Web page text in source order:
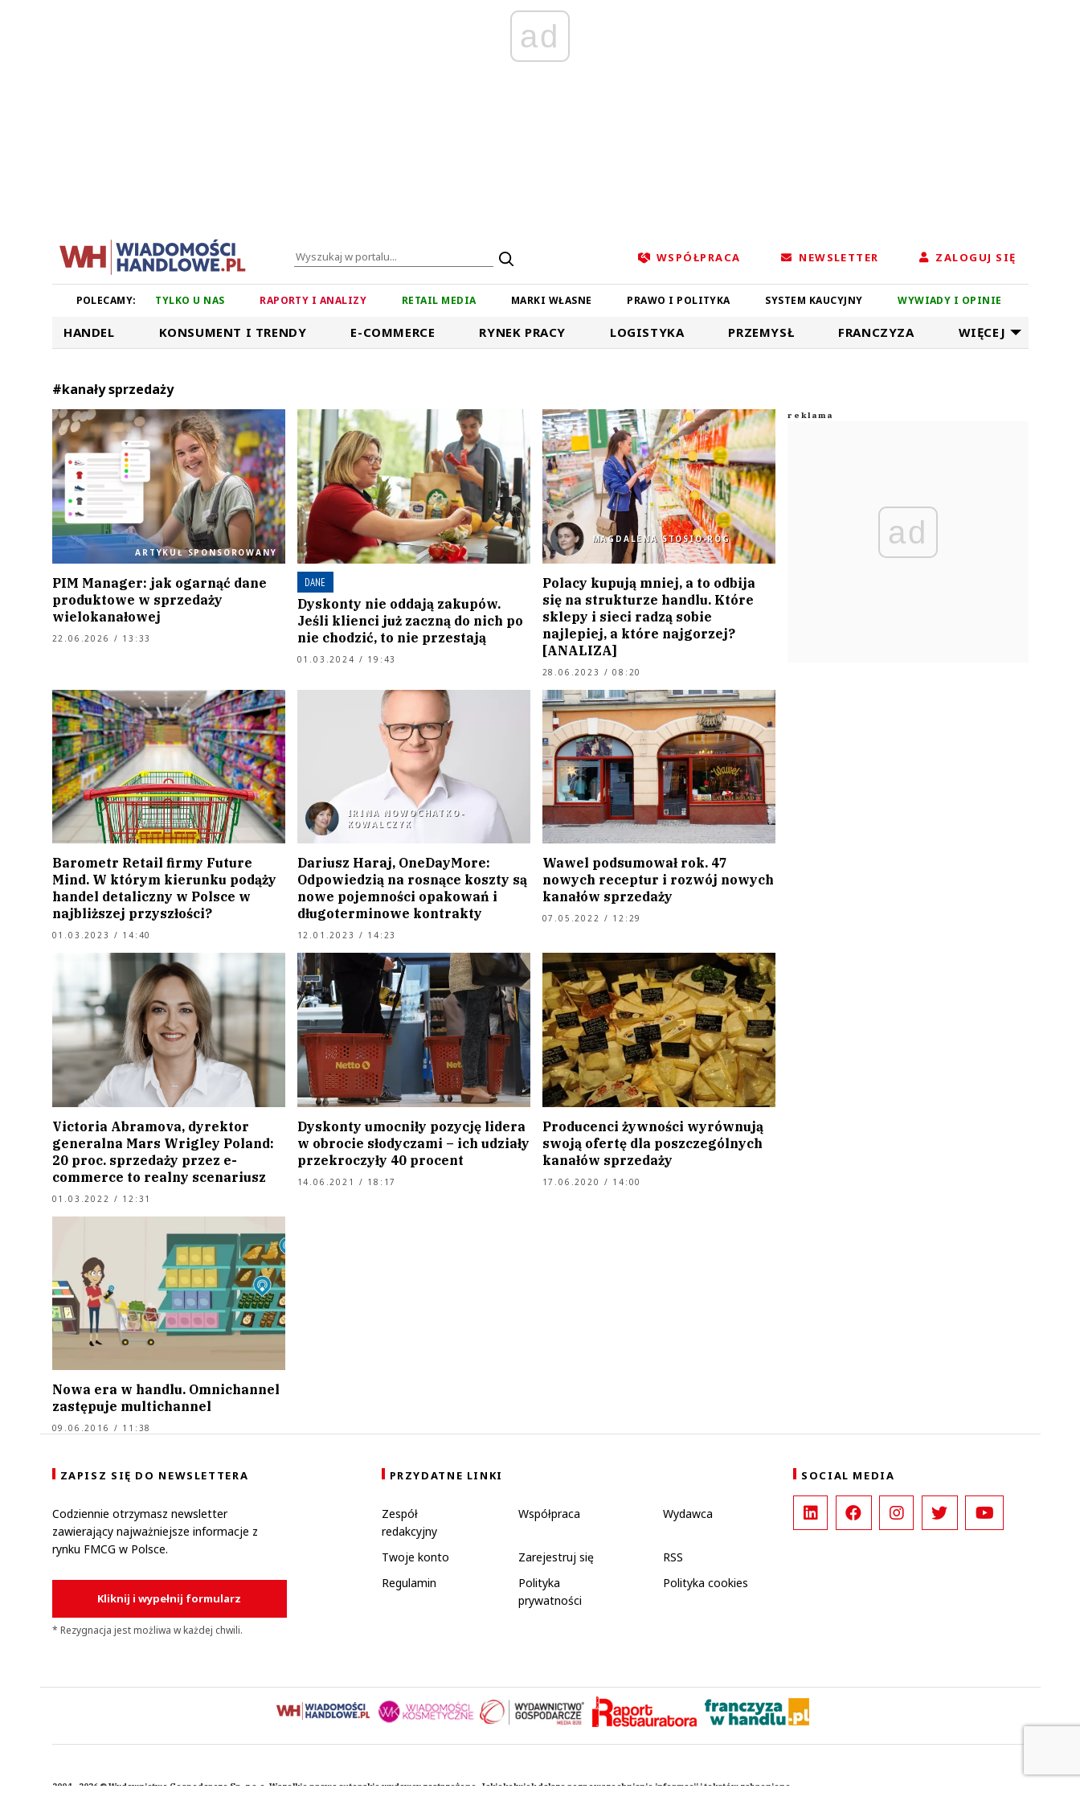
ad
WSPÓŁPRACA NEWSLETTER ZALOGUJ SIĘ
POLECAMY: TYLKO U NAS RAPORTY I ANALIZY RETAIL MEDIA MARKI WŁASNE PRAWO I POLITYKA SYSTEM KAUCYJNY WYWIADY I OPINIE
HANDEL KONSUMENT I TRENDY E-COMMERCE RYNEK PRACY LOGISTYKA PRZEMYSŁ FRANCZYZA WIĘCEJ
#kanały sprzedaży
ARTYKUŁ SPONSOROWANY
PIM Manager: jak ogarnąć dane
produktowe w sprzedaży
wielokanałowej
22.06.2026 / 13:33
DANE
Dyskonty nie oddają zakupów.
Jeśli klienci już zaczną do nich po
nie chodzić, to nie przestają
01.03.2024 / 19:43
MAGDALENA STOSIO-RÓG
Polacy kupują mniej, a to odbija
się na strukturze handlu. Które
sklepy i sieci radzą sobie
najlepiej, a które najgorzej?
[ANALIZA]
28.06.2023 / 08:20
Barometr Retail firmy Future
Mind. W którym kierunku podąży
handel detaliczny w Polsce w
najbliższej przyszłości?
01.03.2023 / 14:40
IRINA NOWOCHATKO-
KOWALCZYK
Dariusz Haraj, OneDayMore:
Odpowiedzią na rosnące koszty są
nowe pojemności opakowań i
długoterminowe kontrakty
12.01.2023 / 14:23
Wawel podsumował rok. 47
nowych receptur i rozwój nowych
kanałów sprzedaży
07.05.2022 / 12:29
Victoria Abramova, dyrektor
generalna Mars Wrigley Poland:
20 proc. sprzedaży przez e-
commerce to realny scenariusz
01.03.2022 / 12:31
Dyskonty umocniły pozycję lidera
w obrocie słodyczami – ich udziały
przekroczyły 40 procent
14.06.2021 / 18:17
Producenci żywności wyrównują
swoją ofertę dla poszczególnych
kanałów sprzedaży
17.06.2020 / 14:00
Nowa era w handlu. Omnichannel
zastępuje multichannel
09.06.2016 / 11:38
ad
ZAPISZ SIĘ DO NEWSLETTERA
Codziennie otrzymasz newsletter
zawierający najważniejsze informacje z
rynku FMCG w Polsce.
Kliknij i wypełnij formularz
* Rezygnacja jest możliwa w każdej chwili.
PRZYDATNE LINKI
Zespół
redakcyjny
Współpraca Wydawca
Twoje konto Zarejestruj się
RSS
Regulamin
Polityka
prywatności
Polityka cookies
SOCIAL MEDIA
2004 - 2026 © Wydawnictwo Gospodarcze Sp. z o.o. Wszelkie prawa autorskie wydawcy zastrzeżone. Jakiekolwiek dalsze rozpowszechnianie informacji i tekstów zabronione.